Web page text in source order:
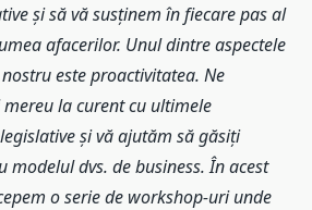
și să vă susținem în fiecare pas al
afacerilor. Unul dintre aspectele
este proactivitatea. Ne
la curent cu ultimele
și vă ajutăm să găsiți
dvs. de business. În acest
o serie de workshop-uri unde